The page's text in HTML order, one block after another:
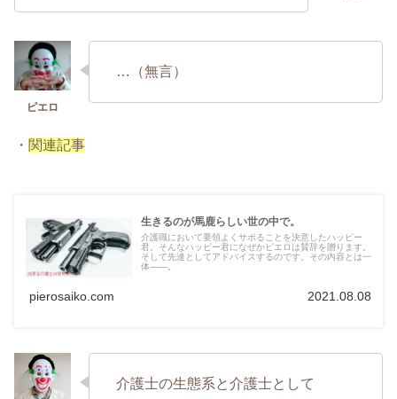
…（無言）
・ 関連記事
生きるのが馬鹿らしい世の中で。
介護職において要領よくサボることを決意したハッピー
君。そんなハッピー君になぜかピエロは賛辞を贈ります。
そして先達としてアドバイスするのです。その内容とは一
体――。
pierosaiko.com 2021.08.08
介護士の生態系と介護士として